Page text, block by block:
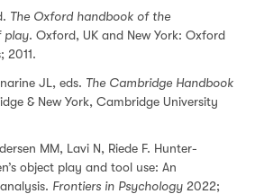
The Oxford handbook of the
play. Oxford, UK and New York: Oxford
2011.
JL, eds. The Cambridge Handbook
& New York, Cambridge University
MM, Lavi N, Riede F. Hunter-
object play and tool use: An
Frontiers in Psychology 2022;